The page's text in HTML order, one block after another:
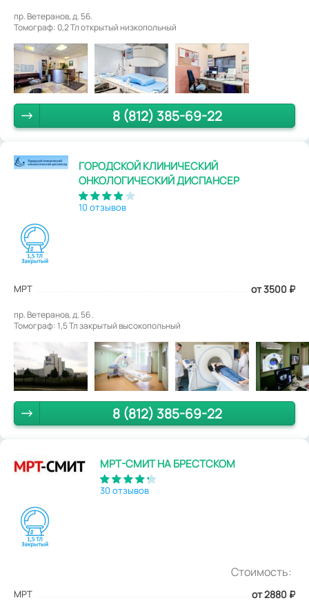
пр. Ветеранов, д. 56.
Томограф: 0,2 Тл открытый низкопольный
8 (812) 385-69-22
ГОРОДСКОЙ КЛИНИЧЕСКИЙ
ОНКОЛОГИЧЕСКИЙ ДИСПАНСЕР
10 отзывов
МРТ от 3500 ₽
пр. Ветеранов, д. 56 .
Томограф: 1,5 Тл закрытый высокопольный
8 (812) 385-69-22
МРТ-СМИТ НА БРЕСТСКОМ
30 отзывов
Стоимость:
МРТ от 2880 ₽